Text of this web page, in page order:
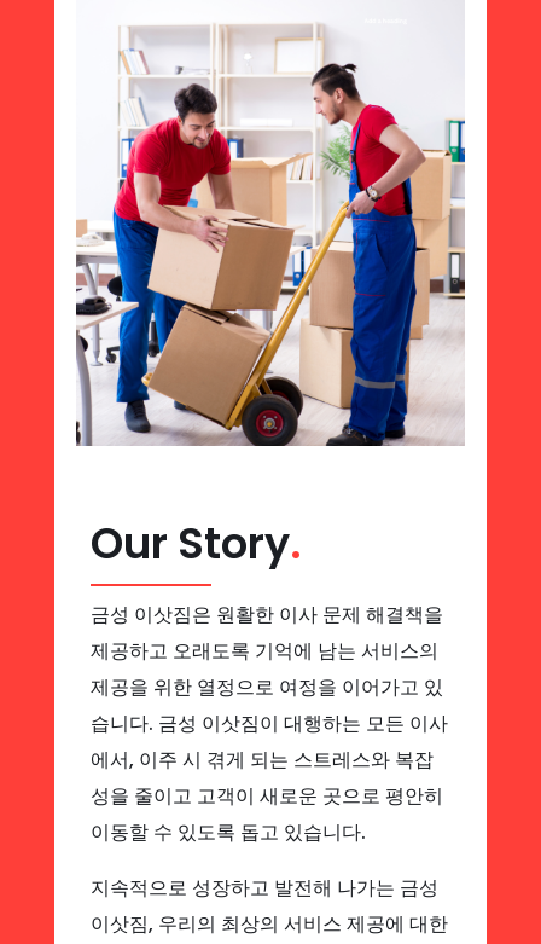
Our Story.
금성 이삿짐은 원활한 이사 문제 해결책을
제공하고 오래도록 기억에 남는 서비스의
제공을 위한 열정으로 여정을 이어가고 있
습니다. 금성 이삿짐이 대행하는 모든 이사
에서, 이주 시 겪게 되는 스트레스와 복잡
성을 줄이고 고객이 새로운 곳으로 평안히
이동할 수 있도록 돕고 있습니다.
지속적으로 성장하고 발전해 나가는 금성
이삿짐, 우리의 최상의 서비스 제공에 대한